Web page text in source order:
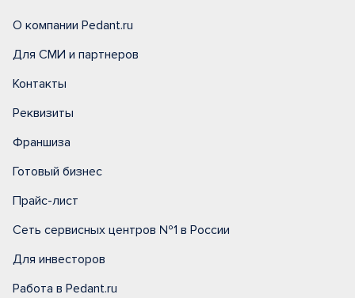
О компании Pedant.ru
Для СМИ и партнеров
Контакты
Реквизиты
Франшиза
Готовый бизнес
Прайс-лист
Сеть сервисных центров №1 в России
Для инвесторов
Работа в Pedant.ru